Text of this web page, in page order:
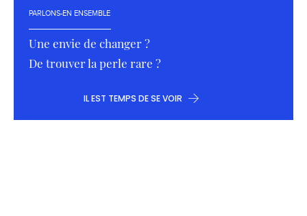
PARLONS-EN ENSEMBLE
Une envie de changer ?
De trouver la perle rare ?
IL EST TEMPS DE SE VOIR